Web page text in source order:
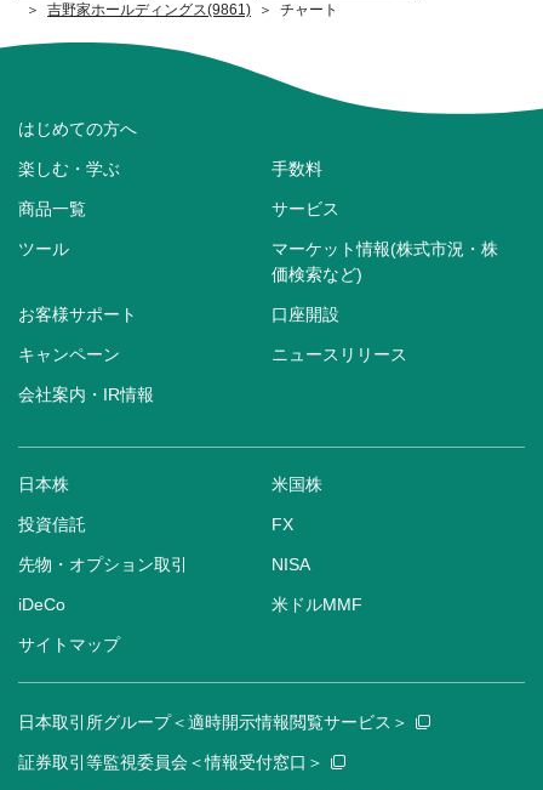
吉野家ホールディングス(9861)
チャート
はじめての方へ
楽しむ・学ぶ 手数料
商品一覧 サービス
ツール
マーケット情報(株式市況・株
価検索など)
お客様サポート 口座開設
キャンペーン ニュースリリース
会社案内・IR情報
日本株 米国株
投資信託 FX
先物・オプション取引 NISA
iDeCo 米ドルMMF
サイトマップ
日本取引所グループ＜適時開示情報閲覧サービス＞
証券取引等監視委員会＜情報受付窓口＞